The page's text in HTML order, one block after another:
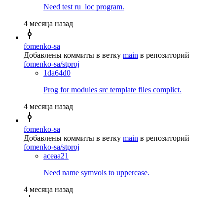
Need test ru_loc program.
4 месяца назад
fomenko-sa
Добавлены коммиты в ветку main в репозиторий
fomenko-sa/stproj
1da64d0
Prog for modules src template files complict.
4 месяца назад
fomenko-sa
Добавлены коммиты в ветку main в репозиторий
fomenko-sa/stproj
aceaa21
Need name symvols to uppercase.
4 месяца назад